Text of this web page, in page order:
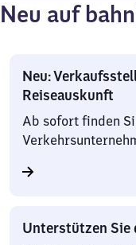
Neu auf
Neu:
Reiseauskunft
Ab sofort finden
Unterstützen Sie